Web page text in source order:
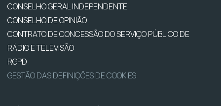
CONSELHO GERAL INDEPENDENTE
CONSELHO DE OPINIÃO
CONTRATO DE CONCESSÃO DO SERVIÇO PÚBLICO DE
RÁDIO E TELEVISÃO
RGPD
GESTÃO DAS DEFINIÇÕES DE COOKIES